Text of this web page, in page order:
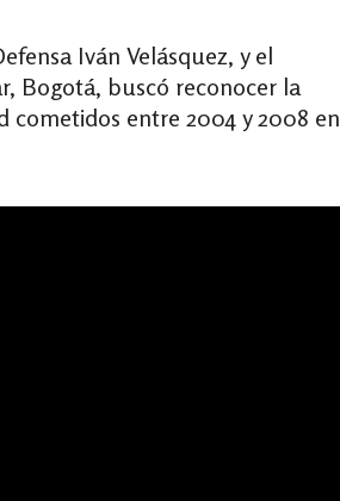
Iván Velásquez, y el
Bogotá, buscó reconocer la
cometidos entre 2004 y 2008 en